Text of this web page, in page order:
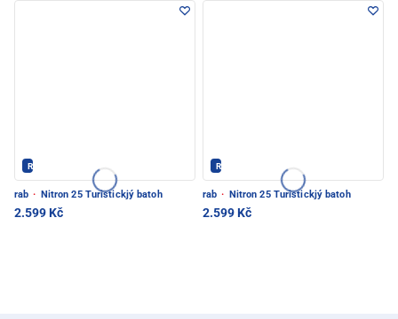
Rab - PEC POD SNĚŽKOU
rab · Nitron 25 Turistickjý batoh
2.599 Kč
Rab - PEC POD SNĚŽKOU
rab · Nitron 25 Turistickjý batoh
2.599 Kč